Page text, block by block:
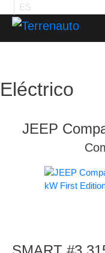
ES
Eléctrico
JEEP
107